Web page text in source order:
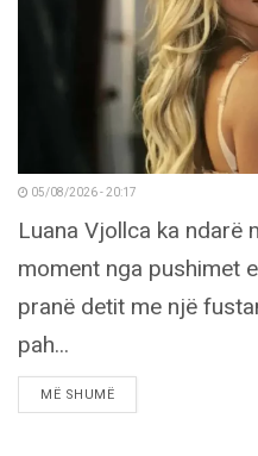
05/08/2026 - 20:17
Luana Vjollca ka ndarë
moment nga pushimet
pranë detit me një
pah...
MË SHUMËDETAILS